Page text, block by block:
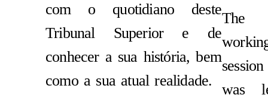
com o quotidiano deste
Tribunal Superior e de
conhecer a sua história, bem
como a sua atual realidade.
The
session
was